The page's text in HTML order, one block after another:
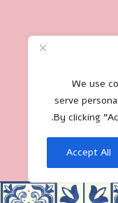
We use
serve
By clicking
Accept All